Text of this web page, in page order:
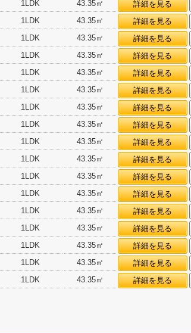
1LDK 43.35㎡ 詳細を見る
1LDK 43.35㎡ 詳細を見る
1LDK 43.35㎡ 詳細を見る
1LDK 43.35㎡ 詳細を見る
1LDK 43.35㎡ 詳細を見る
1LDK 43.35㎡ 詳細を見る
1LDK 43.35㎡ 詳細を見る
1LDK 43.35㎡ 詳細を見る
1LDK 43.35㎡ 詳細を見る
1LDK 43.35㎡ 詳細を見る
1LDK 43.35㎡ 詳細を見る
1LDK 43.35㎡ 詳細を見る
1LDK 43.35㎡ 詳細を見る
1LDK 43.35㎡ 詳細を見る
1LDK 43.35㎡ 詳細を見る
1LDK 43.35㎡ 詳細を見る
1LDK 43.35㎡ 詳細を見る